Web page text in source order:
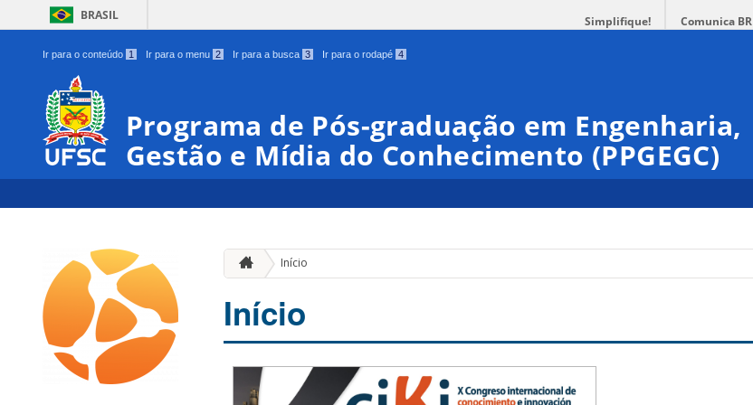
BRASIL Simplifique! Comunica BR
Ir para o conteúdo 1 Ir para o menu 2 Ir para a busca 3 Ir para o rodapé 4
Programa de Pós-graduação em Engenharia,
Gestão e Mídia do Conhecimento (PPGEGC)
Início
Início